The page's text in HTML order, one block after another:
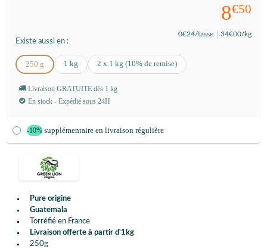
Pure origine
Guatemala
Torréfié en France
Livraison offerte à partir d'1kg
250g
8€50
0€24/tasse 34€00/kg
Existe aussi en :
250 g 1 kg 2 x 1 kg (10% de remise)
Livraison GRATUITE dès 1 kg
En stock - Expédié sous 24H
-10% supplémentaire en livraison régulière